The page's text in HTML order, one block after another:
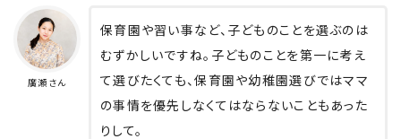
廣瀬さん
保育園や習い事など、子どものことを選ぶのは
むずかしいですね。子どものことを第一に考え
て選びたくても、保育園や幼稚園選びではママ
の事情を優先しなくてはならないこともあった
りして。